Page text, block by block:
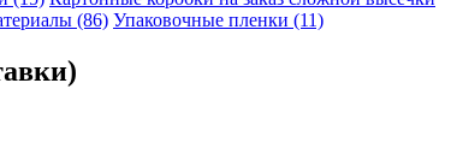
(86) Упаковочные пленки (11)